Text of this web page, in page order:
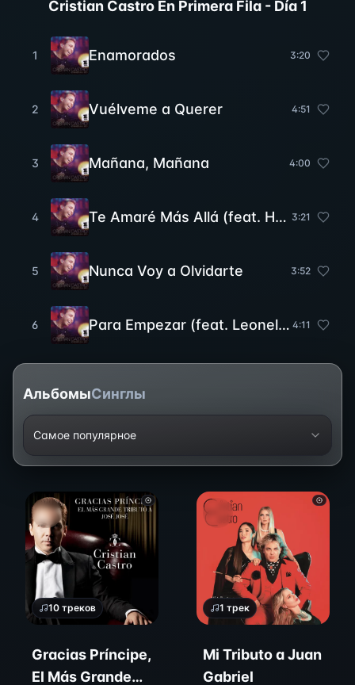
Cristian Castro En Primera Fila - Día 1
1 Enamorados 3:20
2 Vuélveme a Querer 4:51
3 Mañana, Mañana 4:00
4 Te Amaré Más Allá (feat. HA-ASH) 3:21
5 Nunca Voy a Olvidarte 3:52
6 Para Empezar (feat. Leonel García) 4:11
АльбомыСинглы
Самое популярное
10 треков
Gracias Príncipe,
El Más Grande
1 трек
Mi Tributo a Juan
Gabriel